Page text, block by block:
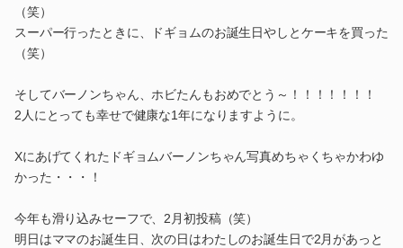
（笑）
スーパー行ったときに、ドギョムのお誕生日やしとケーキを買った
（笑）
そしてバーノンちゃん、ホビたんもおめでとう～！！！！！！！
2人にとっても幸せで健康な1年になりますように。
Xにあげてくれたドギョムバーノンちゃん写真めちゃくちゃかわゆ
かった・・・！
今年も滑り込みセーフで、2月初投稿（笑）
明日はママのお誕生日、次の日はわたしのお誕生日で2月があっと